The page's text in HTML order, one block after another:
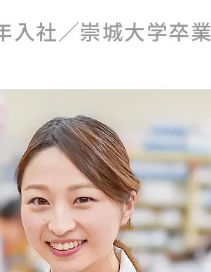
入社／崇城大学卒業